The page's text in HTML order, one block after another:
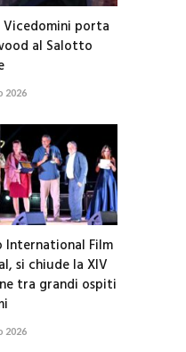
Vicedomini porta
al Salotto
2026
International Film
si chiude la XIV
tra grandi ospiti
2026